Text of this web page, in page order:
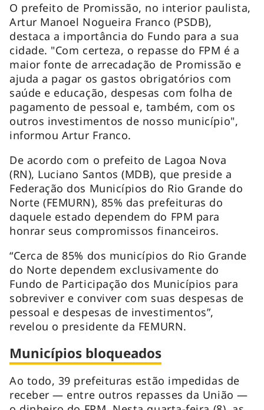
O prefeito de Promissão, no interior paulista,
Artur Manoel Nogueira Franco (PSDB),
destaca a importância do Fundo para a sua
cidade. "Com certeza, o repasse do FPM é a
maior fonte de arrecadação de Promissão e
ajuda a pagar os gastos obrigatórios com
saúde e educação, despesas com folha de
pagamento de pessoal e, também, com os
outros investimentos de nosso município",
informou Artur Franco.
De acordo com o prefeito de Lagoa Nova
(RN), Luciano Santos (MDB), que preside a
Federação dos Municípios do Rio Grande do
Norte (FEMURN), 85% das prefeituras do
daquele estado dependem do FPM para
honrar seus compromissos financeiros.
“Cerca de 85% dos municípios do Rio Grande
do Norte dependem exclusivamente do
Fundo de Participação dos Municípios para
sobreviver e conviver com suas despesas de
pessoal e despesas de investimentos”,
revelou o presidente da FEMURN.
Municípios bloqueados
Ao todo, 39 prefeituras estão impedidas de
receber — entre outros repasses da União —